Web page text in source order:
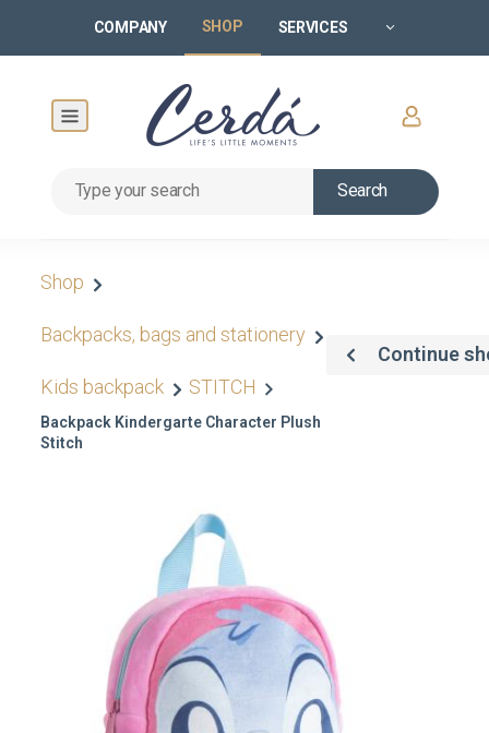
COMPANY SHOP SERVICES
Search
Shop
Backpacks, bags and stationery
Kids backpack STITCH
Backpack Kindergarte Character Plush
Stitch
Continue